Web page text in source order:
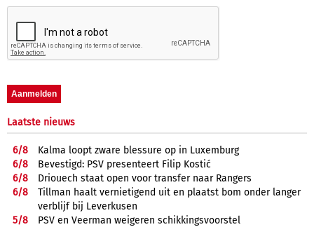
Laatste nieuws
6/8
Kalma loopt zware blessure op in Luxemburg
6/8
Bevestigd: PSV presenteert Filip Kostić
6/8
Driouech staat open voor transfer naar Rangers
6/8
Tillman haalt vernietigend uit en plaatst bom onder langer
verblijf bij Leverkusen
5/8
PSV en Veerman weigeren schikkingsvoorstel